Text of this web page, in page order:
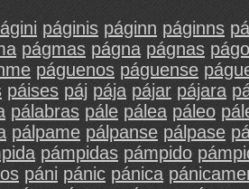
páginis páginn páginns
págmas págna págnas págo
páguenos páguense
páises páj pája pájar pájara
pálabras pále pálea páleo
pálpame pálpanse pálpase
pámpidas pámpido
páni pánic pánica